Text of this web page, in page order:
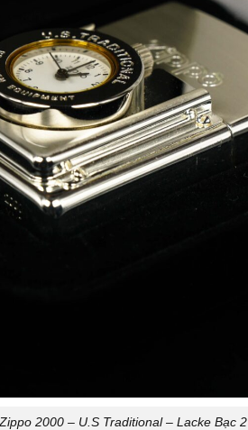
2000 – U.S Traditional – Lacke Bạc 2